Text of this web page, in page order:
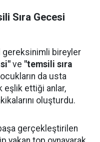
Sıra Gecesi
gereksinimli bireyler
ve "temsili sıra
da usta
eşlik ettiği anlar,
oluşturdu.
gerçekleştirilen